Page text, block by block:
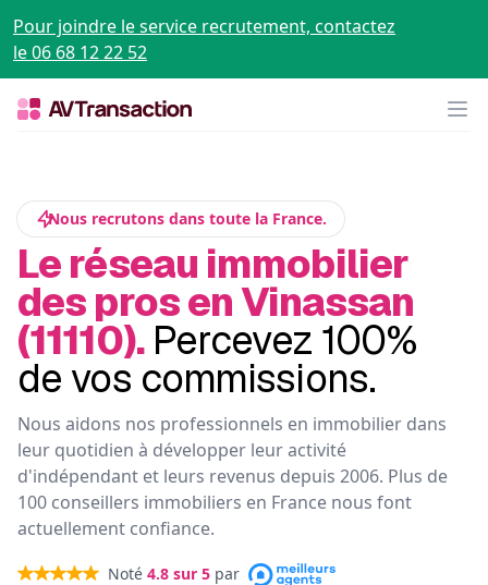
Pour joindre le service recrutement, contactez
le 06 68 12 22 52
Nous recrutons dans toute la France.
Le réseau immobilier
des pros en Vinassan
(11110). Percevez 100%
de vos commissions.
Nous aidons nos professionnels en immobilier dans
leur quotidien à développer leur activité
d'indépendant et leurs revenus depuis 2006. Plus de
100 conseillers immobiliers en France nous font
actuellement confiance.
Noté 4.8 sur 5 par